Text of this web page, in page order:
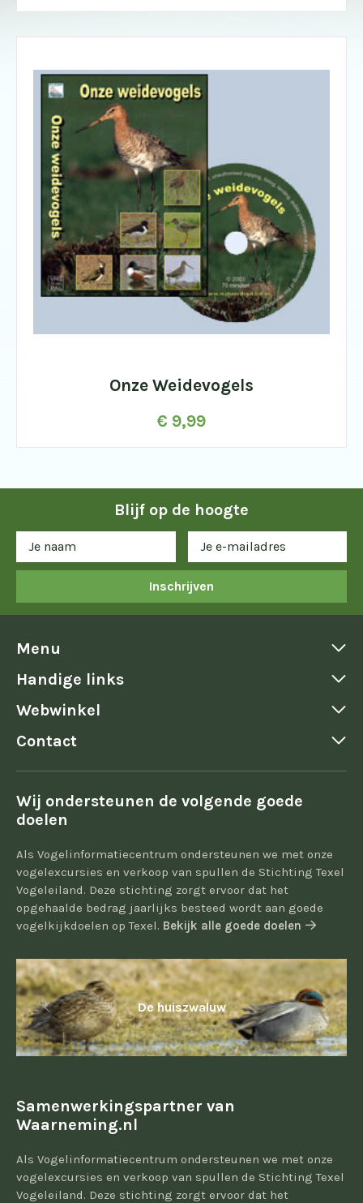
Onze Weidevogels
€ 9,99
Blijf op de hoogte
Inschrijven
Menu
Handige links
Webwinkel
Contact
Wij ondersteunen de volgende goede
doelen
Als Vogelinformatiecentrum ondersteunen we met onze
vogelexcursies en verkoop van spullen de Stichting Texel
Vogeleiland. Deze stichting zorgt ervoor dat het
opgehaalde bedrag jaarlijks besteed wordt aan goede
vogelkijkdoelen op Texel. Bekijk alle goede doelen
De huiszwaluw
Samenwerkingspartner van
Waarneming.nl
Als Vogelinformatiecentrum ondersteunen we met onze
vogelexcursies en verkoop van spullen de Stichting Texel
Vogeleiland. Deze stichting zorgt ervoor dat het